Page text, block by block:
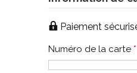
Paiement
Numéro de la carte *